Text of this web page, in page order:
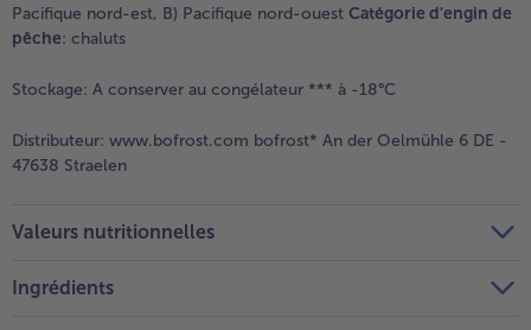
Pacifique nord-est, B) Pacifique nord-ouest Catégorie d'engin de
pêche: chaluts
Stockage: A conserver au congélateur *** à -18°C
Distributeur: www.bofrost.com bofrost* An der Oelmühle 6 DE -
47638 Straelen
Valeurs nutritionnelles
Ingrédients